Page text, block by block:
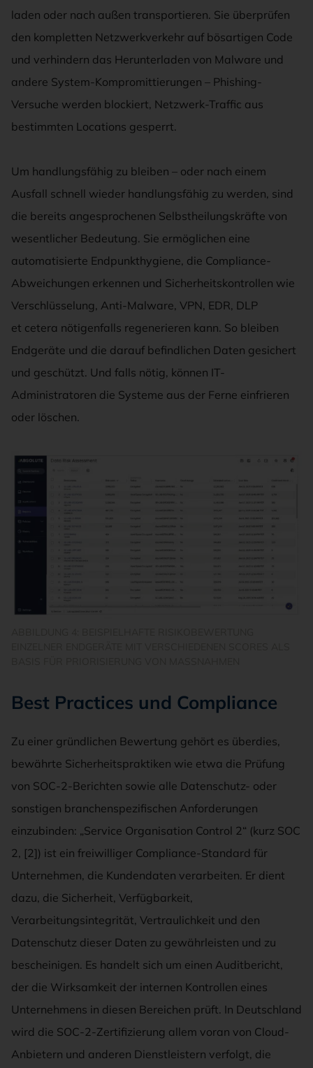
laden oder nach außen transportieren. Sie überprüfen
den kompletten Netzwerkverkehr auf bösartigen Code
und verhindern das Herunterladen von Malware und
andere System-Kompromittierungen – Phishing-
Versuche werden blockiert, Netzwerk-Traffic aus
bestimmten Locations gesperrt.
Um handlungsfähig zu bleiben – oder nach einem
Ausfall schnell wieder handlungsfähig zu werden, sind
die bereits angesprochenen Selbstheilungskräfte von
wesentlicher Bedeutung. Sie ermöglichen eine
automatisierte Endpunkthygiene, die Compliance-
Abweichungen erkennen und Sicherheitskontrollen wie
Verschlüsselung, Anti-Malware, VPN, EDR, DLP
et cetera nötigenfalls regenerieren kann. So bleiben
Endgeräte und die darauf befindlichen Daten gesichert
und geschützt. Und falls nötig, können IT-
Administratoren die Systeme aus der Ferne einfrieren
oder löschen.
Best Practices und Compliance
Zu einer gründlichen Bewertung gehört es überdies,
bewährte Sicherheitspraktiken wie etwa die Prüfung
von SOC-2-Berichten sowie alle Datenschutz- oder
sonstigen branchenspezifischen Anforderungen
einzubinden: „Service Organisation Control 2“ (kurz SOC
2, [2]) ist ein freiwilliger Compliance-Standard für
Unternehmen, die Kundendaten verarbeiten. Er dient
dazu, die Sicherheit, Verfügbarkeit,
Verarbeitungsintegrität, Vertraulichkeit und den
Datenschutz dieser Daten zu gewährleisten und zu
bescheinigen. Es handelt sich um einen Auditbericht,
der die Wirksamkeit der internen Kontrollen eines
Unternehmens in diesen Bereichen prüft. In Deutschland
wird die SOC-2-Zertifizierung allem voran von Cloud-
Anbietern und anderen Dienstleistern verfolgt, die